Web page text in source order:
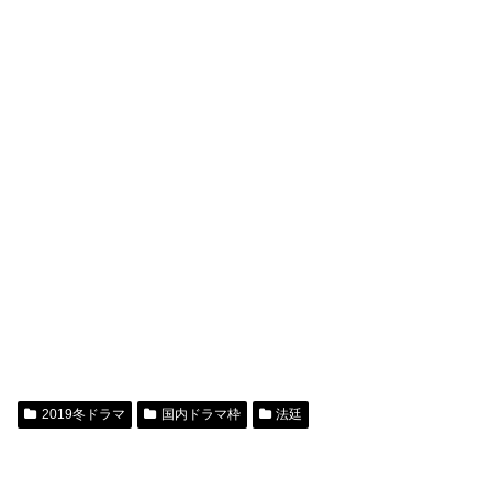
2019冬ドラマ 国内ドラマ枠 法廷